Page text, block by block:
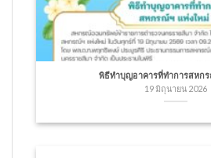
พิธีทำบุญอาคารที่ทำการสหกร
19 มิถุนายน 2026